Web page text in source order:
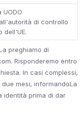
di controllo
dell'UE.
preghiamo di
Risponderemo entro
In casi complessi,
mesi, informandoLa
identità prima di dar